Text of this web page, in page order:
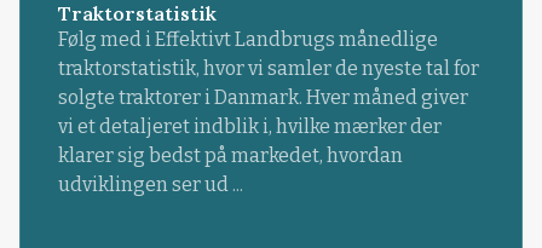
Traktorstatistik
Følg med i Effektivt Landbrugs månedlige
traktorstatistik, hvor vi samler de nyeste tal for
solgte traktorer i Danmark. Hver måned giver
vi et detaljeret indblik i, hvilke mærker der
klarer sig bedst på markedet, hvordan
udviklingen ser ud ...